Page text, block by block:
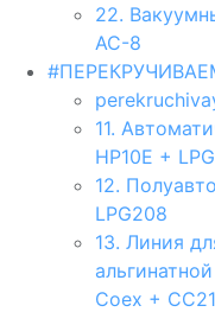
22.
AC-8
11.
HP10E +
12.
LPG208
13. Линия
Coex +